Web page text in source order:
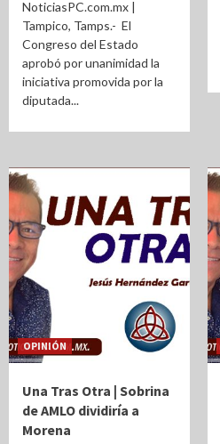
NoticiasPC.com.mx |
Tampico, Tamps.- El
Congreso del Estado
aprobó por unanimidad la
iniciativa promovida por la
diputada...
OPINIÓN
Una Tras Otra | Sobrina
de AMLO dividiría a
Morena